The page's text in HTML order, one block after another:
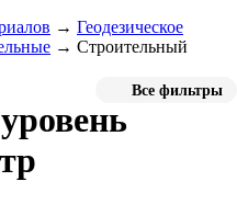
→ Геодезическое
→ Строительный
Все фильтры